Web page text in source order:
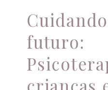
futuro:
crianças